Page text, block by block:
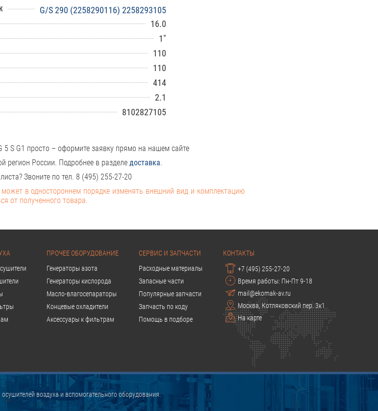
G/S 290 (2258290116) 2258293105
16.0
1"
110
110
414
2.1
8102827105
S G1 просто – оформите заявку прямо на нашем сайте
регион России. Подробнее в разделе доставка.
Звоните по тел. 8 (495) 255-27-20
в одностороннем порядке изменять внешний вид и комплектацию
от полученного товара.
ПРОЧЕЕ ОБОРУДОВАНИЕ
Генераторы азота
Генераторы кислорода
Масло-влагосепараторы
Концевые охладители
Аксессуары к фильтрам
СЕРВИС И ЗАПЧАСТИ
Расходные материалы
Запасные части
Популярные запчасти
Запчасть по коду
Помощь в подборе
КОНТАКТЫ
+7 (495) 255-27-20
Время работы: Пн-Пт 9-18
mail@ekomak-av.ru
Москва, Котляковский пер. 3к1
На карте
воздуха и вспомогательного оборудования.